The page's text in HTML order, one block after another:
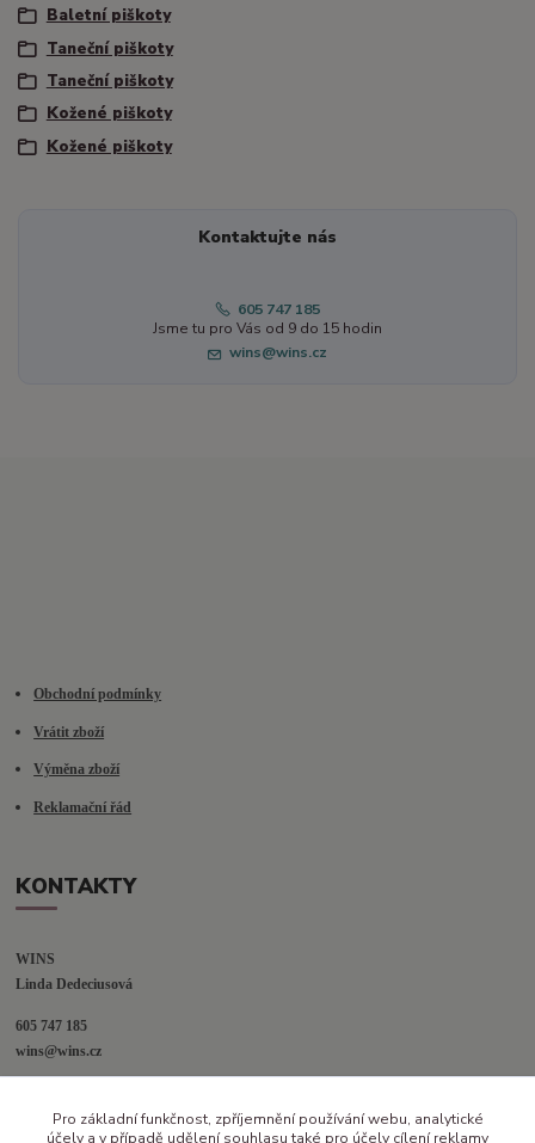
Baletní piškoty
Taneční piškoty
Taneční piškoty
Kožené piškoty
Kožené piškoty
Kontaktujte nás
605 747 185
Jsme tu pro Vás od 9 do 15 hodin
wins@wins.cz
Obchodní podmínky
Vrátit zboží
Výměna zboží
Reklamační řád
KONTAKTY
WINS
Linda Dedeciusová
605 747 185
wins@wins.cz
Šenov u N. Jičína
Pro základní funkčnost, zpříjemnění používání webu, analytické
účely a v případě udělení souhlasu také pro účely cílení reklamy